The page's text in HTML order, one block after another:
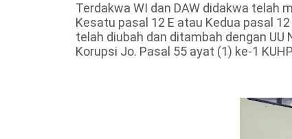
Terdakwa WI dan DAW didakwa telah
Kesatu pasal 12 E atau Kedua pasal
telah diubah dan ditambah dengan
Korupsi Jo. Pasal 55 ayat (1) ke-1